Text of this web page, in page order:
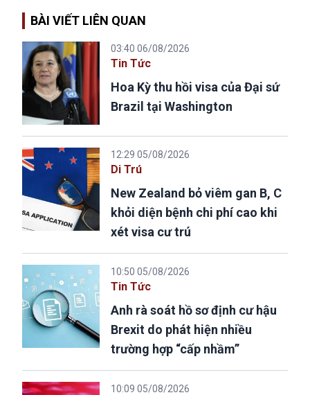
BÀI VIẾT LIÊN QUAN
03:40 06/08/2026
Tin Tức
Hoa Kỳ thu hồi visa của Đại sứ
Brazil tại Washington
12:29 05/08/2026
Di Trú
New Zealand bỏ viêm gan B, C
khỏi diện bệnh chi phí cao khi
xét visa cư trú
10:50 05/08/2026
Tin Tức
Anh rà soát hồ sơ định cư hậu
Brexit do phát hiện nhiều
trường hợp “cấp nhầm”
10:09 05/08/2026